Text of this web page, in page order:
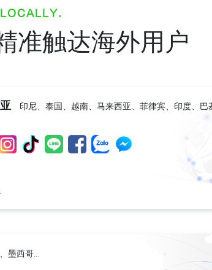
准触达海外用户
印尼、泰国、越南、马来西亚、菲律宾、印度、巴
墨西哥…